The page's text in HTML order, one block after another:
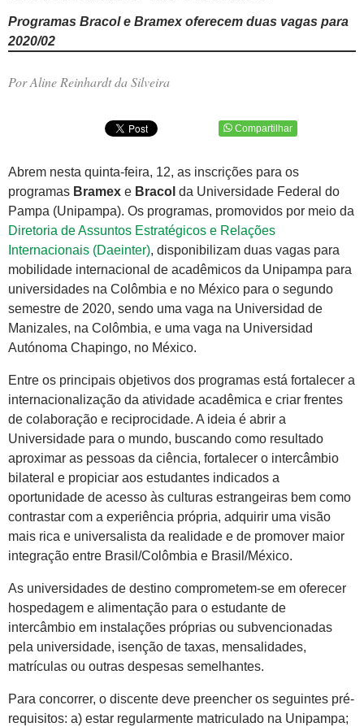
Programas Bracol e Bramex oferecem duas vagas para
2020/02
Por Aline Reinhardt da Silveira
Compartilhar
Abrem nesta quinta-feira, 12, as inscrições para os
programas Bramex e Bracol da Universidade Federal do
Pampa (Unipampa). Os programas, promovidos por meio da
Diretoria de Assuntos Estratégicos e Relações
Internacionais (Daeinter), disponibilizam duas vagas para
mobilidade internacional de acadêmicos da Unipampa para
universidades na Colômbia e no México para o segundo
semestre de 2020, sendo uma vaga na Universidad de
Manizales, na Colômbia, e uma vaga na Universidad
Autónoma Chapingo, no México.
Entre os principais objetivos dos programas está fortalecer a
internacionalização da atividade acadêmica e criar frentes
de colaboração e reciprocidade. A ideia é abrir a
Universidade para o mundo, buscando como resultado
aproximar as pessoas da ciência, fortalecer o intercâmbio
bilateral e propiciar aos estudantes indicados a
oportunidade de acesso às culturas estrangeiras bem como
contrastar com a experiência própria, adquirir uma visão
mais rica e universalista da realidade e de promover maior
integração entre Brasil/Colômbia e Brasil/México.
As universidades de destino comprometem-se em oferecer
hospedagem e alimentação para o estudante de
intercâmbio em instalações próprias ou subvencionadas
pela universidade, isenção de taxas, mensalidades,
matrículas ou outras despesas semelhantes.
Para concorrer, o discente deve preencher os seguintes pré-
requisitos: a) estar regularmente matriculado na Unipampa;